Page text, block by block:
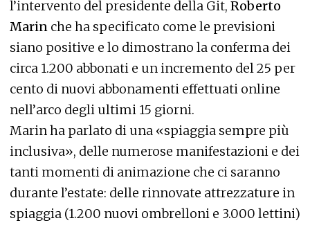
l’intervento del presidente della Git, Roberto
Marin che ha specificato come le previsioni
siano positive e lo dimostrano la conferma dei
circa 1.200 abbonati e un incremento del 25 per
cento di nuovi abbonamenti effettuati online
nell’arco degli ultimi 15 giorni.
Marin ha parlato di una «spiaggia sempre più
inclusiva», delle numerose manifestazioni e dei
tanti momenti di animazione che ci saranno
durante l’estate: delle rinnovate attrezzature in
spiaggia (1.200 nuovi ombrelloni e 3.000 lettini)